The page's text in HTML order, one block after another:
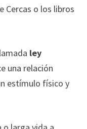
Cercas o los libros
ley
una relación
estímulo físico y